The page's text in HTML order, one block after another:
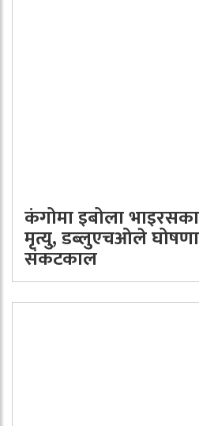
कंगोमा इबोला
मृत्यु, डब्लुएचओले घोषणा
संकटकाल